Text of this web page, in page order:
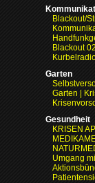
Blackout/
Blackout 02
Garten
Garten |
Gesundheit
KRISEN
Umgang